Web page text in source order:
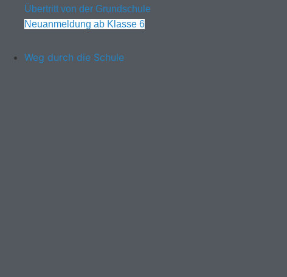
Übertritt von der Grundschule
Neuanmeldung ab Klasse 6
Weg durch die Schule